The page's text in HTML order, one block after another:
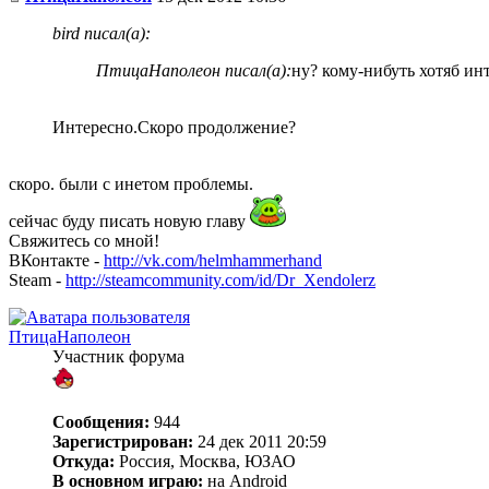
bird писал(а):
ПтицаНаполеон писал(а):ну? кому-нибуть хотяб
Интересно.Скоро продолжение?
скоро. были с инетом проблемы.
сейчас буду писать новую главу
Свяжитесь со мной!
ВКонтакте - http://vk.com/helmhammerhand
Steam - http://steamcommunity.com/id/Dr_Xendolerz
ПтицаНаполеон
Участник форума
Сообщения: 944
Зарегистрирован: 24 дек 2011 20:59
Откуда: Россия, Москва, ЮЗАО
В основном играю: на Android